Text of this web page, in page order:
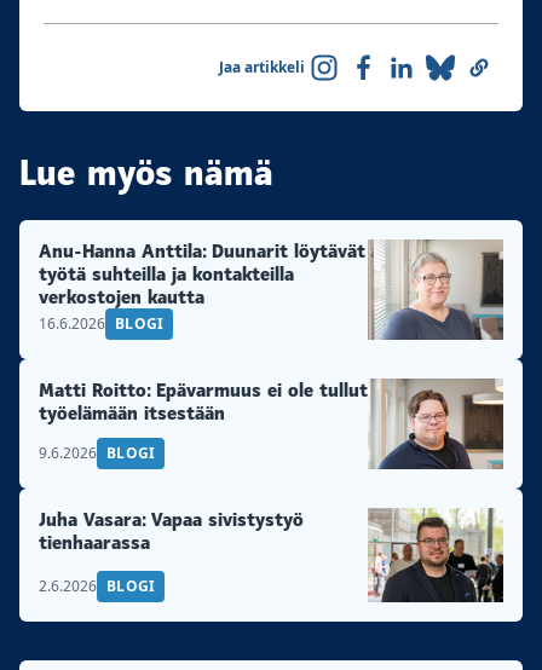
Jaa artikkeli
Lue myös nämä
Anu-Hanna Anttila: Duunarit löytävät
työtä suhteilla ja kontakteilla
verkostojen kautta
16.6.2026 BLOGI
Matti Roitto: Epävarmuus ei ole tullut
työelämään itsestään
9.6.2026 BLOGI
Juha Vasara: Vapaa sivistystyö
tienhaarassa
2.6.2026 BLOGI